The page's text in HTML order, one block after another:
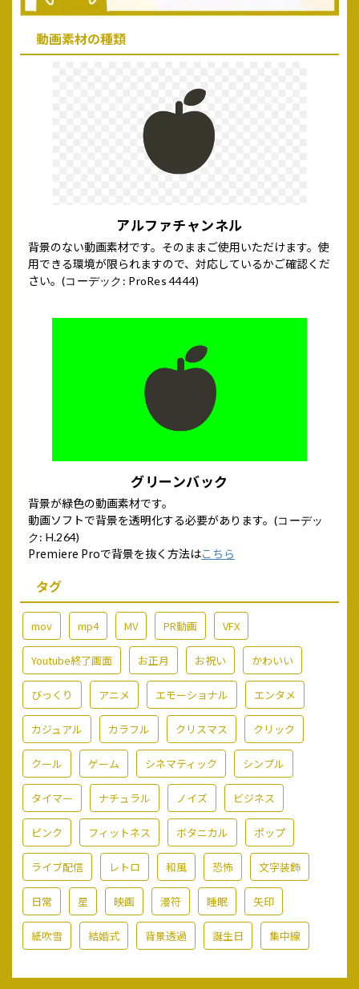
動画素材の種類
アルファチャンネル
背景のない動画素材です。そのままご使用いただけます。使
用できる環境が限られますので、対応しているかご確認くだ
さい。 (コーデック: ProRes 4444)
グリーンバック
背景が緑色の動画素材です。
動画ソフトで背景を透明化する必要があります。 (コーデッ
ク: H.264)
Premiere Proで背景を抜く方法はこちら
タグ
mov mp4 MV PR動画 VFX
Youtube終了画面 お正月 お祝い かわいい
びっくり アニメ エモーショナル エンタメ
カジュアル カラフル クリスマス クリック
クール ゲーム シネマティック シンプル
タイマー ナチュラル ノイズ ビジネス
ピンク フィットネス ボタニカル ポップ
ライブ配信 レトロ 和風 恐怖 文字装飾
日常 星 映画 漫符 睡眠 矢印
紙吹雪 結婚式 背景透過 誕生日 集中線